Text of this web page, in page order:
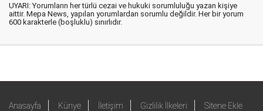
UYARI: Yorumların her türlü cezai ve hukuki sorumluluğu yazan kişiye
aittir. Mepa News, yapılan yorumlardan sorumlu değildir. Her bir yorum
600 karakterle (boşluklu) sınırlıdır.
Anasayfa Künye İletişim Gizlilik İlkeleri Sitene Ekle